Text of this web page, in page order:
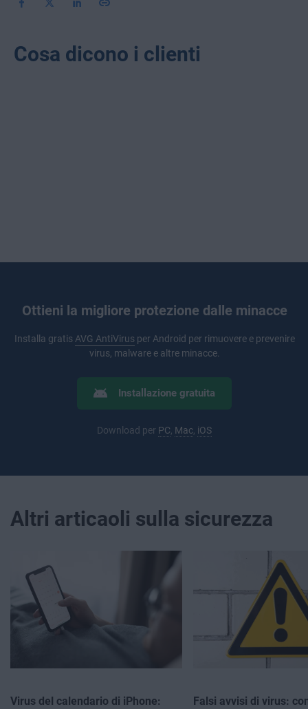
Cosa dicono i clienti
Ottieni la migliore protezione dalle minacce
Installa gratisAVG AntiVirusper Android per rimuovere e prevenire
virus, malware e altre minacce.
Installazione gratuita
Download per PC, Mac, iOS
Altri articaoli sulla sicurezza
Virus del calendario di iPhone:
Falsi avvisi di virus: